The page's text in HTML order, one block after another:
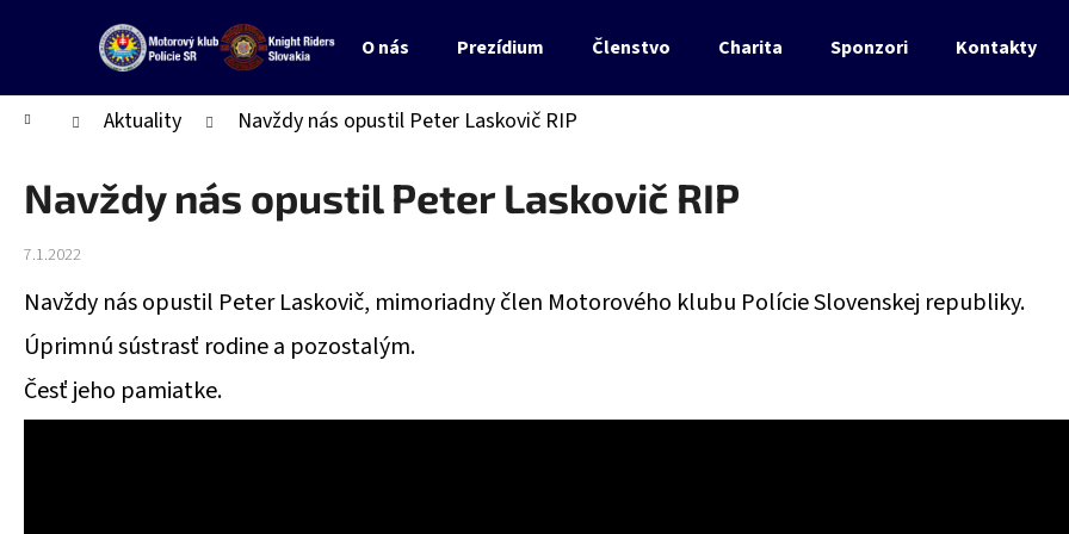
O nás Prezídium Členstvo Charita Sponzori Kontakty
DomovAktuality Navždy nás opustil Peter Laskovič RIP
Navždy nás opustil Peter Laskovič RIP
7.1.2022
Navždy nás opustil Peter Laskovič, mimoriadny člen Motorového klubu Polície Slovenskej republiky.
Úprimnú sústrasť rodine a pozostalým.
Česť jeho pamiatke.
í
Späť
do
obchodu
Späť
do
obchodu
Čo potrebujete nájsť?